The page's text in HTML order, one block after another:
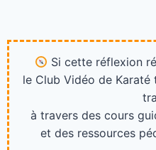
Si cette réflexion
le Club Vidéo de
à travers des cours
et des ressources